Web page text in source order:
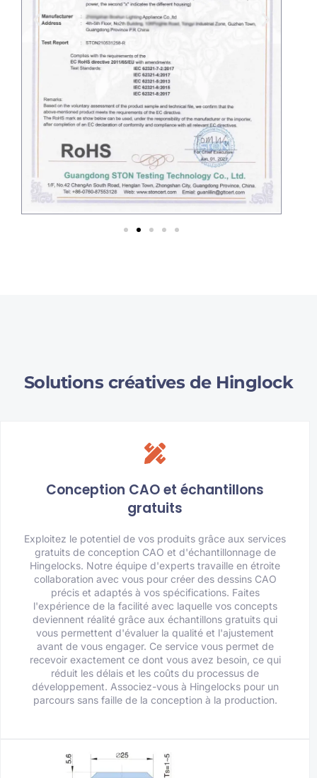
Solutions créatives de Hinglock
Conception CAO et échantillons
gratuits
Exploitez le potentiel de vos produits grâce aux services
gratuits de conception CAO et d'échantillonnage de
Hingelocks. Notre équipe d'experts travaille en étroite
collaboration avec vous pour créer des dessins CAO
précis et adaptés à vos spécifications. Faites
l'expérience de la facilité avec laquelle vos concepts
deviennent réalité grâce aux échantillons gratuits qui
vous permettent d'évaluer la qualité et l'ajustement
avant de vous engager. Ce service vous permet de
recevoir exactement ce dont vous avez besoin, ce qui
réduit les délais et les coûts du processus de
développement. Associez-vous à Hingelocks pour un
parcours sans faille de la conception à la production.